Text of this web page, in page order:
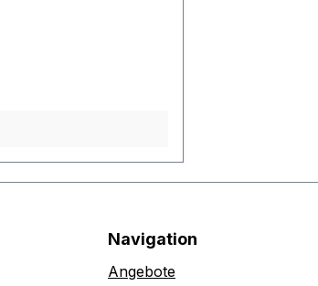
Navigation
Angebote